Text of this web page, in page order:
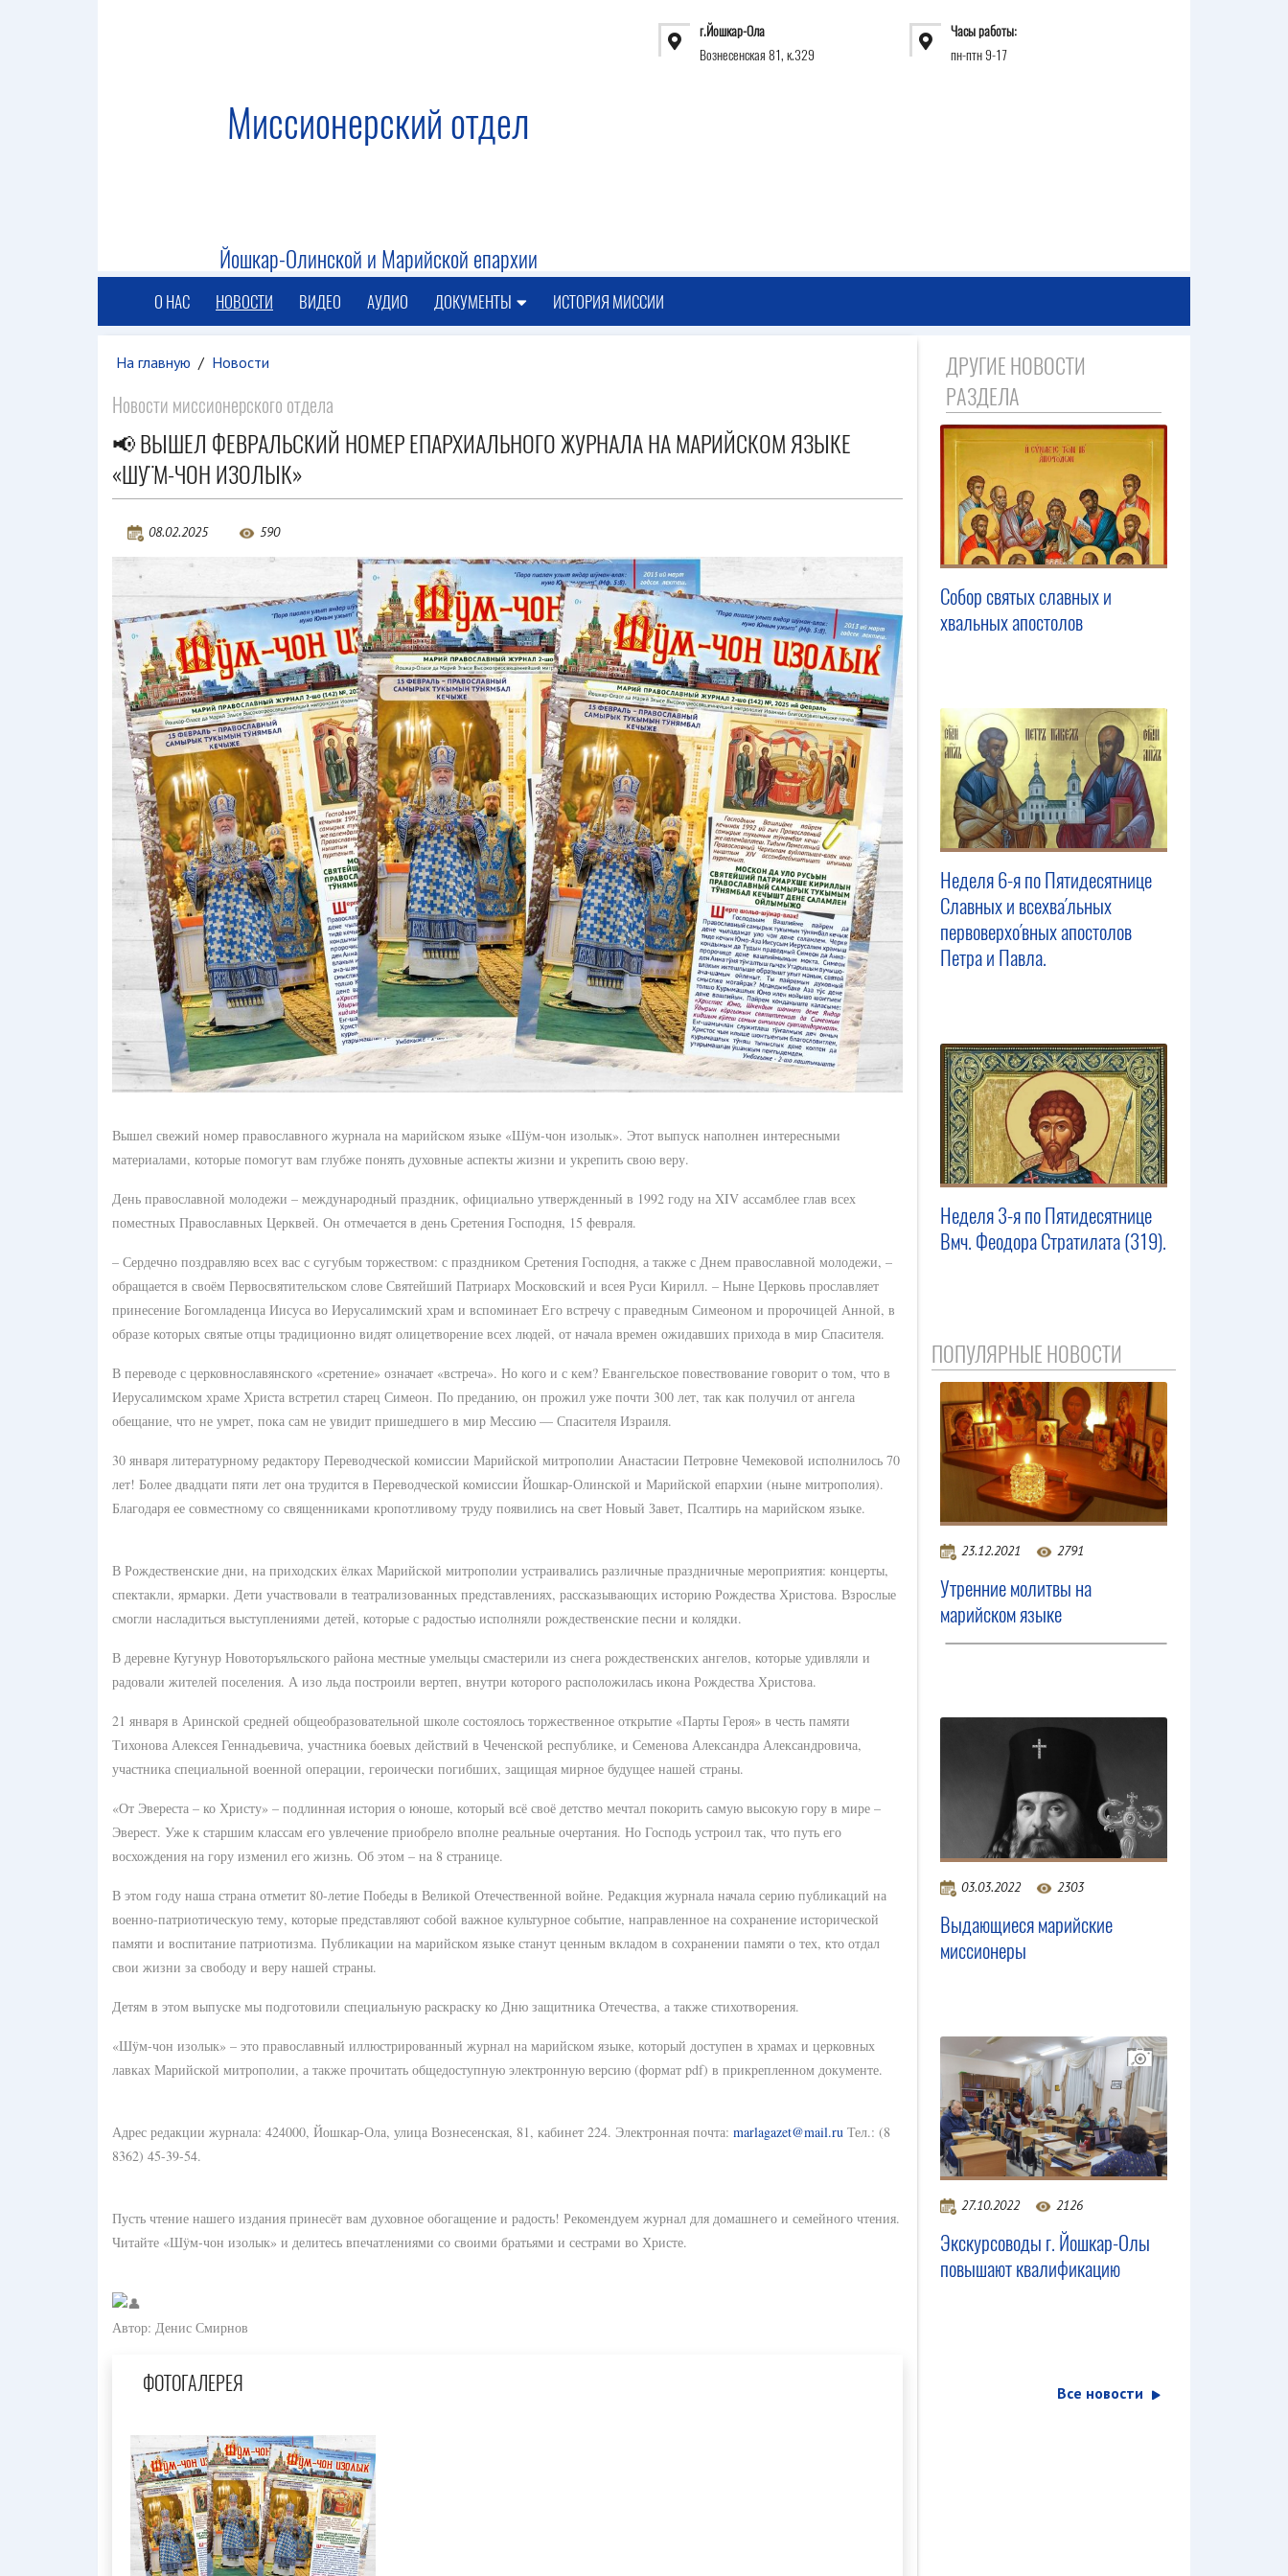
Миссионерский отдел
Йошкар-Олинской и Марийской епархии
г.Йошкар-Ола
Вознесенская 81, к.329
Часы работы:
пн-птн 9-17
О НАС НОВОСТИ ВИДЕО АУДИО ДОКУМЕНТЫ ИСТОРИЯ МИССИИ
На главную / Новости
Новости миссионерского отдела
📢 ВЫШЕЛ ФЕВРАЛЬСКИЙ НОМЕР ЕПАРХИАЛЬНОГО ЖУРНАЛА НА МАРИЙСКОМ ЯЗЫКЕ
«ШӰМ-ЧОН ИЗОЛЫК»
08.02.2025 590
Вышел свежий номер православного журнала на марийском языке «Шӱм-чон изолык». Этот выпуск наполнен интересными
материалами, которые помогут вам глубже понять духовные аспекты жизни и укрепить свою веру.
День православной молодежи – международный праздник, официально утвержденный в 1992 году на XIV ассамблее глав всех
поместных Православных Церквей. Он отмечается в день Сретения Господня, 15 февраля.
– Сердечно поздравляю всех вас с сугубым торжеством: с праздником Сретения Господня, а также с Днем православной молодежи, –
обращается в своём Первосвятительском слове Святейший Патриарх Московский и всея Руси Кирилл. – Ныне Церковь прославляет
принесение Богомладенца Иисуса во Иерусалимский храм и вспоминает Его встречу с праведным Симеоном и пророчицей Анной, в
образе которых святые отцы традиционно видят олицетворение всех людей, от начала времен ожидавших прихода в мир Спасителя.
В переводе с церковнославянского «сретение» означает «встреча». Но кого и с кем? Евангельское повествование говорит о том, что в
Иерусалимском храме Христа встретил старец Симеон. По преданию, он прожил уже почти 300 лет, так как получил от ангела
обещание, что не умрет, пока сам не увидит пришедшего в мир Мессию — Спасителя Израиля.
30 января литературному редактору Переводческой комиссии Марийской митрополии Анастасии Петровне Чемековой исполнилось 70
лет! Более двадцати пяти лет она трудится в Переводческой комиссии Йошкар-Олинской и Марийской епархии (ныне митрополия).
Благодаря ее совместному со священниками кропотливому труду появились на свет Новый Завет, Псалтирь на марийском языке.
В Рождественские дни, на приходских ёлках Марийской митрополии устраивались различные праздничные мероприятия: концерты,
спектакли, ярмарки. Дети участвовали в театрализованных представлениях, рассказывающих историю Рождества Христова. Взрослые
смогли насладиться выступлениями детей, которые с радостью исполняли рождественские песни и колядки.
В деревне Кугунур Новоторъяльского района местные умельцы смастерили из снега рождественских ангелов, которые удивляли и
радовали жителей поселения. А изо льда построили вертеп, внутри которого расположилась икона Рождества Христова.
21 января в Аринской средней общеобразовательной школе состоялось торжественное открытие «Парты Героя» в честь памяти
Тихонова Алексея Геннадьевича, участника боевых действий в Чеченской республике, и Семенова Александра Александровича,
участника специальной военной операции, героически погибших, защищая мирное будущее нашей страны.
«От Эвереста – ко Христу» – подлинная история о юноше, который всё своё детство мечтал покорить самую высокую гору в мире –
Эверест. Уже к старшим классам его увлечение приобрело вполне реальные очертания. Но Господь устроил так, что путь его
восхождения на гору изменил его жизнь. Об этом – на 8 странице.
В этом году наша страна отметит 80-летие Победы в Великой Отечественной войне. Редакция журнала начала серию публикаций на
военно-патриотическую тему, которые представляют собой важное культурное событие, направленное на сохранение исторической
памяти и воспитание патриотизма. Публикации на марийском языке станут ценным вкладом в сохранении памяти о тех, кто отдал
свои жизни за свободу и веру нашей страны.
Детям в этом выпуске мы подготовили специальную раскраску ко Дню защитника Отечества, а также стихотворения.
«Шӱм-чон изолык» – это православный иллюстрированный журнал на марийском языке, который доступен в храмах и церковных
лавках Марийской митрополии, а также прочитать общедоступную электронную версию (формат pdf) в прикрепленном документе.
Адрес редакции журнала: 424000, Йошкар-Ола, улица Вознесенская, 81, кабинет 224. Электронная почта: marlagazet@mail.ru Тел.: (8
8362) 45-39-54.
Пусть чтение нашего издания принесёт вам духовное обогащение и радость! Рекомендуем журнал для домашнего и семейного чтения.
Читайте «Шӱм-чон изолык» и делитесь впечатлениями со своими братьями и сестрами во Христе.
Автор: Денис Смирнов
ФОТОГАЛЕРЕЯ
ДРУГИЕ НОВОСТИ
РАЗДЕЛА
Собор святых славных и
хвальных апостолов
Неделя 6-я по Пятидесятнице
Славных и всехва́льных
первоверхо́вных апостолов
Петра и Павла.
Неделя 3-я по Пятидесятнице
Вмч. Феодора Стратилата (319).
ПОПУЛЯРНЫЕ НОВОСТИ
23.12.2021 2791
Утренние молитвы на
марийском языке
03.03.2022 2303
Выдающиеся марийские
миссионеры
27.10.2022 2126
Экскурсоводы г. Йошкар-Олы
повышают квалификацию
Все новости